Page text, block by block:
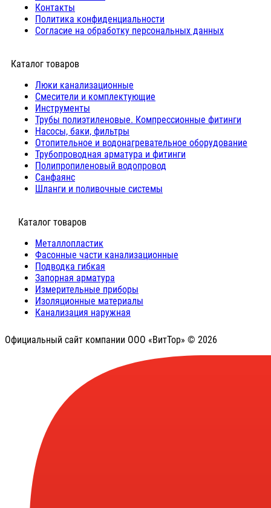
Контакты
Политика конфиденциальности
Согласие на обработку персональных данных
Каталог товаров
Люки канализационные
Cмесители и комплектующие
Инструменты
Трубы полиэтиленовые. Компрессионные фитинги
Насосы, баки, фильтры
Отопительное и водонагревательное оборудование
Трубопроводная арматура и фитинги
Полипропиленовый водопровод
Санфаянс
Шланги и поливочные системы
⠀Каталог товаров
Металлопластик
Фасонные части канализационные
Подводка гибкая
Запорная арматура
Измерительные приборы
Изоляционные материалы
Канализация наружная
Официальный сайт компании ООО «ВитТор» © 2026